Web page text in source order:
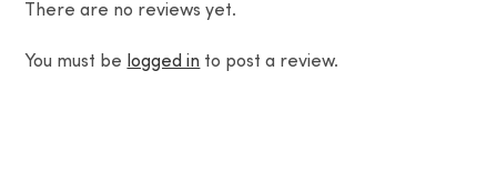
There are no reviews yet.
You must be logged in to post a review.